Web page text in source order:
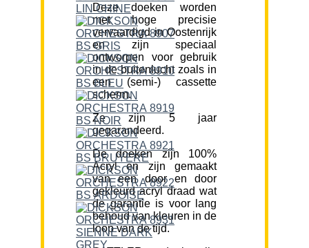
Deze doeken worden
met hoge precisie
vervaardigd in Oostenrijk
en zijn speciaal
ontworpen voor gebruik
in de buitenlucht zoals in
een (semi-) cassette
scherm.
Ze zijn 5 jaar
gegarandeerd.
De doeken zijn 100%
Acryl en zijn gemaakt
van een door en door
gekleurd acryl draad wat
de garantie is voor lang
behoud van kleuren in de
loop van de tijd.